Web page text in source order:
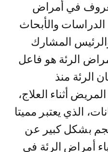
في أمراض
والأبحاث
المشارك
الرئة هو فاعل
الرئة منذ
أثناء العلاج،
الذي يعتبر مميتا
بشكل كبير عن
أمراض الرئة في